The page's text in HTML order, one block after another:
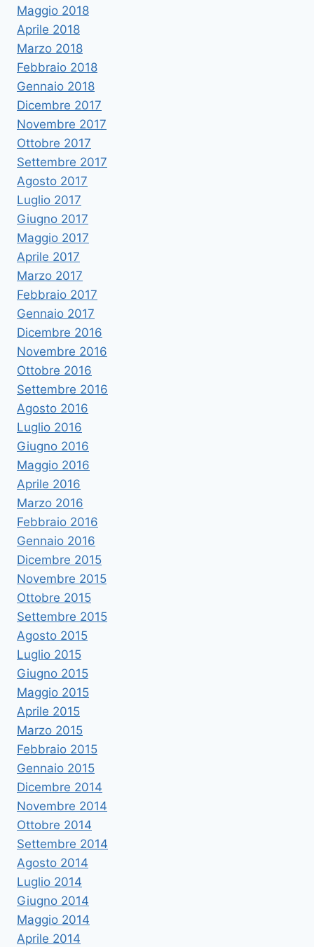
Maggio 2018
Aprile 2018
Marzo 2018
Febbraio 2018
Gennaio 2018
Dicembre 2017
Novembre 2017
Ottobre 2017
Settembre 2017
Agosto 2017
Luglio 2017
Giugno 2017
Maggio 2017
Aprile 2017
Marzo 2017
Febbraio 2017
Gennaio 2017
Dicembre 2016
Novembre 2016
Ottobre 2016
Settembre 2016
Agosto 2016
Luglio 2016
Giugno 2016
Maggio 2016
Aprile 2016
Marzo 2016
Febbraio 2016
Gennaio 2016
Dicembre 2015
Novembre 2015
Ottobre 2015
Settembre 2015
Agosto 2015
Luglio 2015
Giugno 2015
Maggio 2015
Aprile 2015
Marzo 2015
Febbraio 2015
Gennaio 2015
Dicembre 2014
Novembre 2014
Ottobre 2014
Settembre 2014
Agosto 2014
Luglio 2014
Giugno 2014
Maggio 2014
Aprile 2014